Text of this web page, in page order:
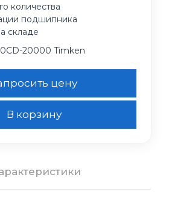
количества
подшипника
складе
20000 Timken
цену
В корзину